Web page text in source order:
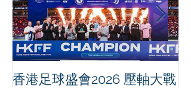
香港足球盛會2026 壓軸大戰